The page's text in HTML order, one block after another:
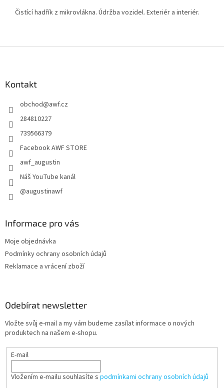
Čistící hadřík z mikrovlákna. Údržba vozidel. Exteriér a interiér.
Kontakt
obchod@awf.cz
284810227
739566379
Facebook AWF STORE
awf_augustin
Náš YouTube kanál
@augustinawf
Informace pro vás
Moje objednávka
Podmínky ochrany osobních údajů
Reklamace a vrácení zboží
Odebírat newsletter
Vložte svůj e-mail a my vám budeme zasílat informace o nových
produktech na našem e-shopu.
E-mail
Vložením e-mailu souhlasíte s podmínkami ochrany osobních údajů